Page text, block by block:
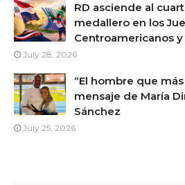
RD asciende al
medallero en los
Centroamericanos
July 28, 2026
“El hombre que
mensaje de María
Sánchez
July 25, 2026